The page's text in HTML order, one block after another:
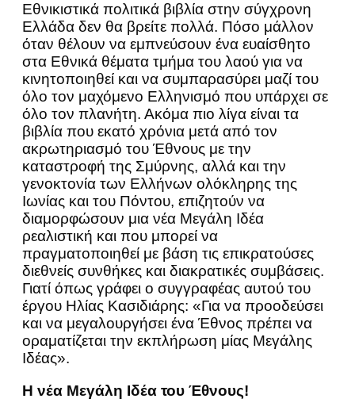
Εθνικιστικά πολιτικά βιβλία στην σύγχρονη
Ελλάδα δεν θα βρείτε πολλά. Πόσο μάλλον
όταν θέλουν να εμπνεύσουν ένα ευαίσθητο
στα Εθνικά θέματα τμήμα του λαού για να
κινητοποιηθεί και να συμπαρασύρει μαζί του
όλο τον μαχόμενο Ελληνισμό που υπάρχει σε
όλο τον πλανήτη. Ακόμα πιο λίγα είναι τα
βιβλία που εκατό χρόνια μετά από τον
ακρωτηριασμό του Έθνους με την
καταστροφή της Σμύρνης, αλλά και την
γενοκτονία των Ελλήνων ολόκληρης της
Ιωνίας και του Πόντου, επιζητούν να
διαμορφώσουν μια νέα Μεγάλη Ιδέα
ρεαλιστική και που μπορεί να
πραγματοποιηθεί με βάση τις επικρατούσες
διεθνείς συνθήκες και διακρατικές συμβάσεις.
Γιατί όπως γράφει ο συγγραφέας αυτού του
έργου Ηλίας Κασιδιάρης: «Για να προοδεύσει
και να μεγαλουργήσει ένα Έθνος πρέπει να
οραματίζεται την εκπλήρωση μίας Μεγάλης
Ιδέας».
Η νέα Μεγάλη Ιδέα του Έθνους!